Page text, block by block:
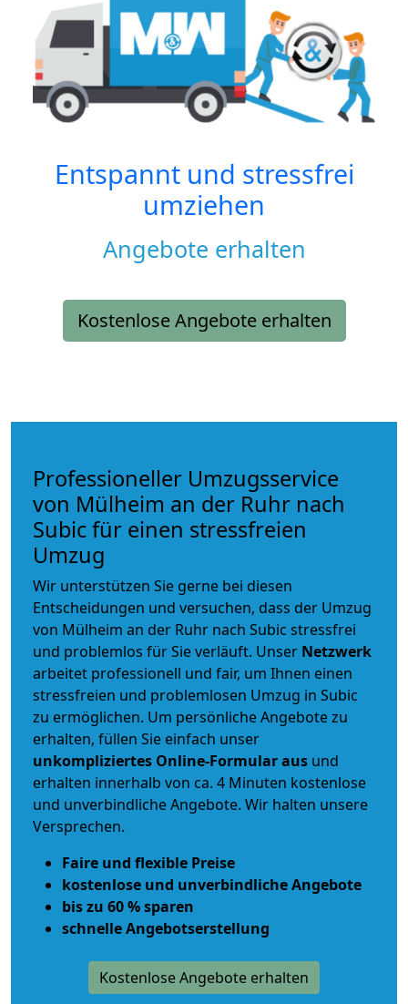
Entspannt und stressfrei
umziehen
Angebote erhalten
Kostenlose Angebote erhalten
Professioneller Umzugsservice
von Mülheim an der Ruhr nach
Subic für einen stressfreien
Umzug
Wir unterstützen Sie gerne bei diesen
Entscheidungen und versuchen, dass der Umzug
von Mülheim an der Ruhr nach Subic stressfrei
und problemlos für Sie verläuft. Unser Netzwerk
arbeitet professionell und fair, um Ihnen einen
stressfreien und problemlosen Umzug in Subic
zu ermöglichen. Um persönliche Angebote zu
erhalten, füllen Sie einfach unser
unkompliziertes Online-Formular aus und
erhalten innerhalb von ca. 4 Minuten kostenlose
und unverbindliche Angebote. Wir halten unsere
Versprechen.
Faire und flexible Preise
kostenlose und unverbindliche Angebote
bis zu 60 % sparen
schnelle Angebotserstellung
Kostenlose Angebote erhalten